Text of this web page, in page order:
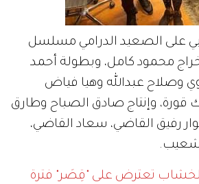
على الصعيد الدرامي مسلسل
إخراج محمود كامل، وبطولة أحمد
وصلاح عبدالله وهيا فياض
قورة، وإنتاج صادق الصباح وطارق
رفيق القاضي، سعاد القاضي،
شعيب.
تعترض على "قِصَر" فترة